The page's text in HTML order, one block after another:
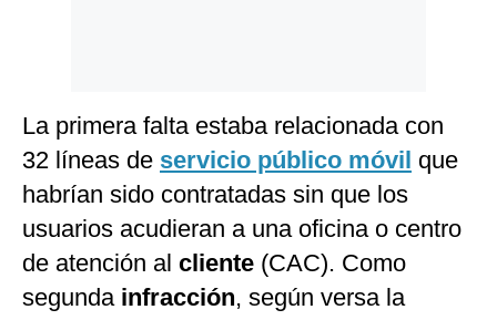
La primera falta estaba relacionada con
32 líneas de servicio público móvil que
habrían sido contratadas sin que los
usuarios acudieran a una oficina o centro
de atención al cliente (CAC). Como
segunda infracción, según versa la